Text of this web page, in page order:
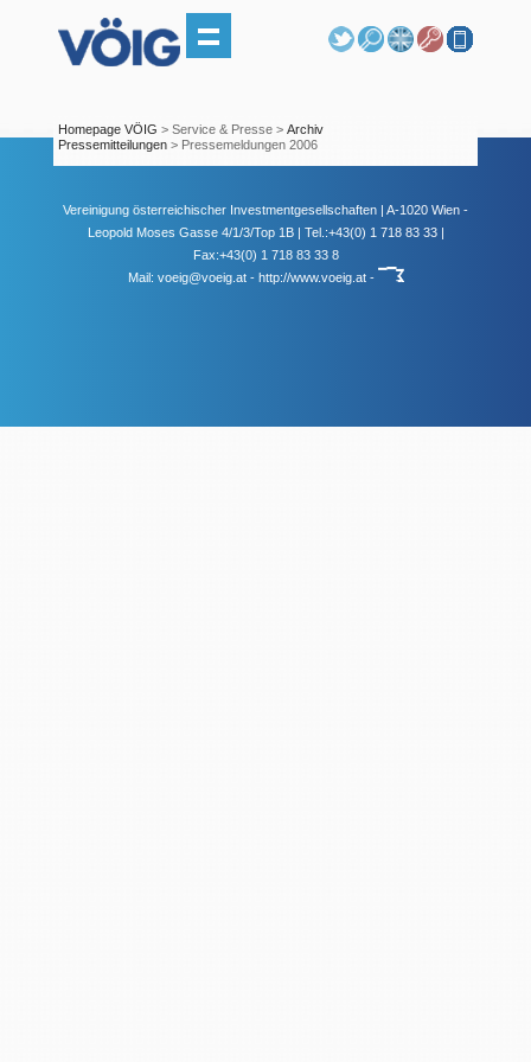
Homepage VÖIG > Service & Presse >Archiv
Pressemitteilungen > Pressemeldungen 2006
Vereinigung österreichischer Investmentgesellschaften | A-1020 Wien -
Leopold Moses Gasse 4/1/3/Top 1B | Tel.:+43(0) 1 718 83 33 |
Fax:+43(0) 1 718 83 33 8
Mail: voeig@voeig.at- http://www.voeig.at-